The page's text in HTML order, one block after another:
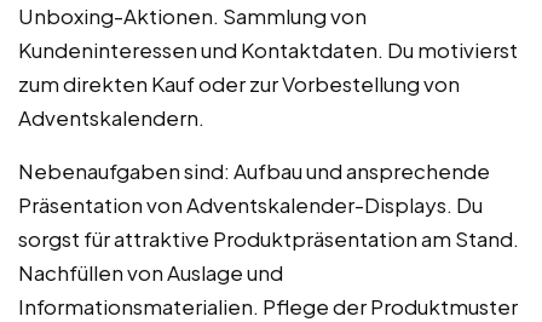
Unboxing-Aktionen. Sammlung von
Kundeninteressen und Kontaktdaten. Du motivierst
zum direkten Kauf oder zur Vorbestellung von
Adventskalendern.
Nebenaufgaben sind: Aufbau und ansprechende
Präsentation von Adventskalender-Displays. Du
sorgst für attraktive Produktpräsentation am Stand.
Nachfüllen von Auslage und
Informationsmaterialien. Pflege der Produktmuster